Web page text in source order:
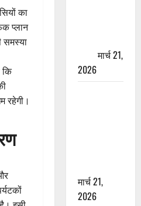
का
प्लान
समस्या
कि
रहेगी।
मार्च 21,
2026
मार्च 21,
2026